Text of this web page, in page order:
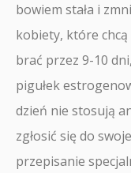
bowiem stała i
kobiety, które
brać przez 9-10
pigułek
dzień nie stosują
zgłosić się do
przepisanie